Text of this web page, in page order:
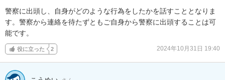
警察に出頭し、自身がどのような行為をしたかを話すこととなりま
す。警察から連絡を待たずともご自身から警察に出頭することは可
能です。
役に立った 2 2024年10月31日 19:40